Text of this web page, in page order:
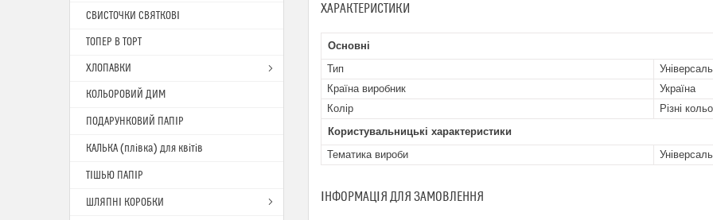
ХАРАКТЕРИСТИКИ
Основні
Тип
Країна виробник
Україна
Колір
Різні
Користувальницькі характеристики
Тематика вироби
ІНФОРМАЦІЯ ДЛЯ ЗАМОВЛЕННЯ
СВИСТОЧКИ СВЯТКОВІ
ТОПЕР В ТОРТ
ХЛОПАВКИ
КОЛЬОРОВИЙ ДИМ
ПОДАРУНКОВИЙ ПАПІР
КАЛЬКА (плівка) для квітів
ТІШЬЮ ПАПІР
ШЛЯПНІ КОРОБКИ